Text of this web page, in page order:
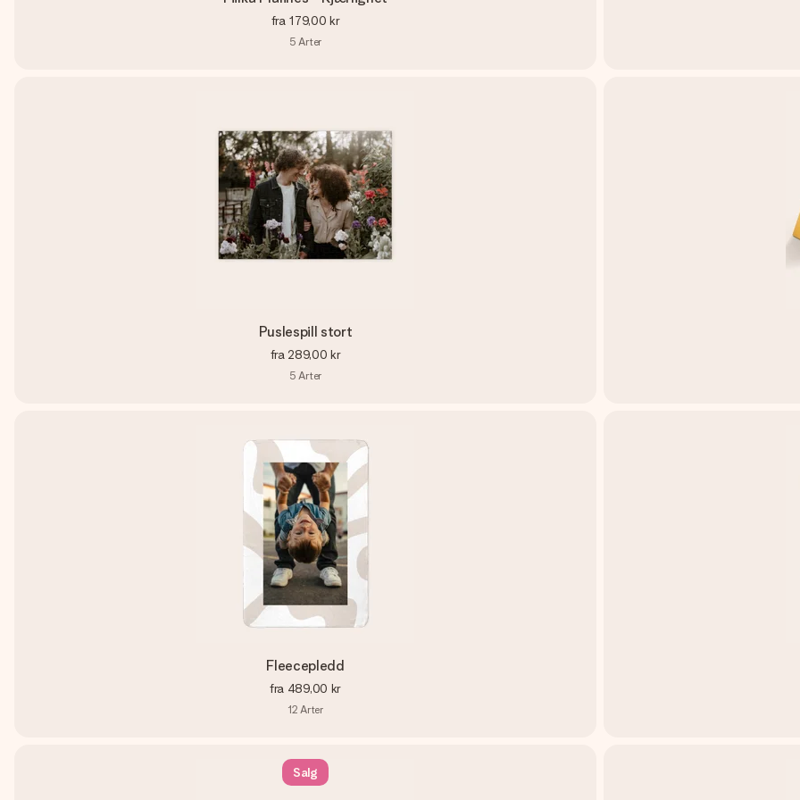
fra 179,00 kr
5 Arter
Puslespill stort
fra 289,00 kr
5 Arter
Fleecepledd
fra 489,00 kr
12 Arter
Salg